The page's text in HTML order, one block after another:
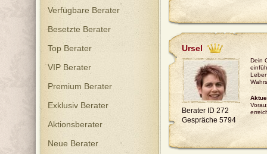
Verfügbare Berater
Besetzte Berater
Top Berater
VIP Berater
Premium Berater
Exklusiv Berater
Aktionsberater
Neue Berater
Ursel
Dein
Berater ID 272
Gespräche 5794